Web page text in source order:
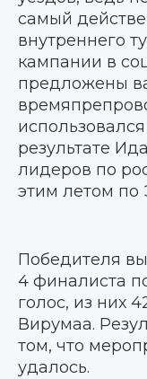
самый
внутреннего
кампании в
предложены
результате
лидеров по
этим летом по
Победителя
4 финалиста
голос, из них
Вирумаа.
том, что
удалось.